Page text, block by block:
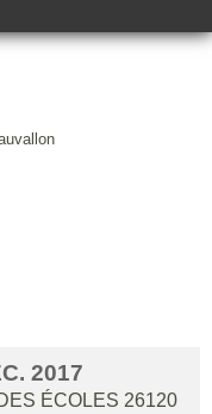
2017
ÉCOLES 26120